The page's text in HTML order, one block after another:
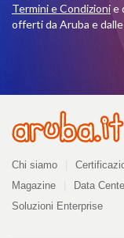
Termini e Condizionie
offerti da Aruba e
Azienda
Chi siamo
Magazine
Data
Soluzioni Enterprise